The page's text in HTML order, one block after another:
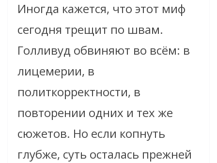
Иногда кажется, что этот миф
сегодня трещит по швам.
Голливуд обвиняют во всём: в
лицемерии, в
политкорректности, в
повторении одних и тех же
сюжетов. Но если копнуть
глубже, суть осталась прежней